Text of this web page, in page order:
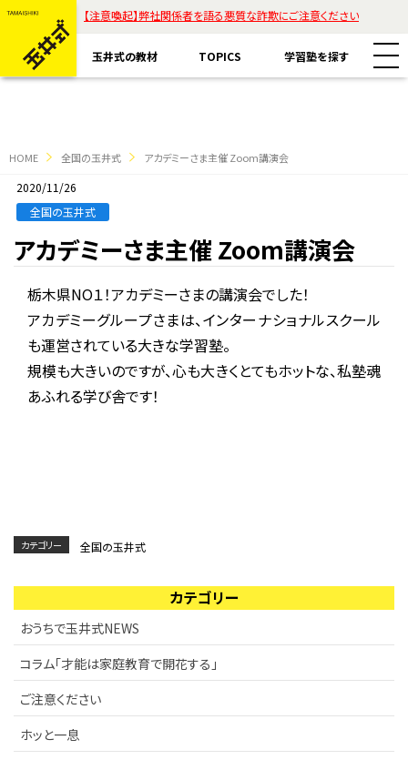
【注意喚起】弊社関係者を語る悪質な詐欺にご注意ください
玉井式の教材 TOPICS 学習塾を探す
教材一覧
玉井式国語的算数教室
玉井式国語的理科教室
魔法の国語
ASOBI AAA+
Eeそろばん
玉井式の挑戦
代表挨拶
保護者様のお声
コラム「才能は家庭教育で開花する」
海外での挑戦
エリアから探す
HOME 全国の玉井式 アカデミーさま主催 Zoom講演会
2020/11/26
全国の玉井式
アカデミーさま主催 Zoom講演会
栃木県NO１！アカデミーさまの講演会でした！
アカデミーグループさまは、インターナショナルスクール
も運営されている大きな学習塾。
規模も大きいのですが、心も大きくとてもホットな、私塾魂
あふれる学び舎です！
カテゴリー 全国の玉井式
カテゴリー
おうちで玉井式NEWS
コラム「才能は家庭教育で開花する」
ご注意ください
ホッと一息